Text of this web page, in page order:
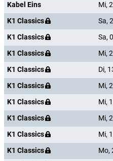
Kabel Eins
Mi,
K1 Classics
Sa,
K1 Classics
Sa,
K1 Classics
Mi,
K1 Classics
Di,
K1 Classics
Mi,
K1 Classics
Mi,
K1 Classics
Mi,
K1 Classics
Mi,
K1 Classics
Mo,